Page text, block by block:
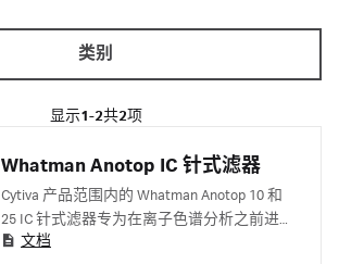
类别
显示1-2共2项
Whatman Anotop IC 针式滤器
Cytiva 产品范围内的 Whatman Anotop 10 和
25 IC 针式滤器专为在离子色谱分析之前进行
有效过滤而设计。
文档